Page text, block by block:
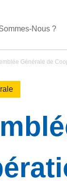
Nous ?
Générale de